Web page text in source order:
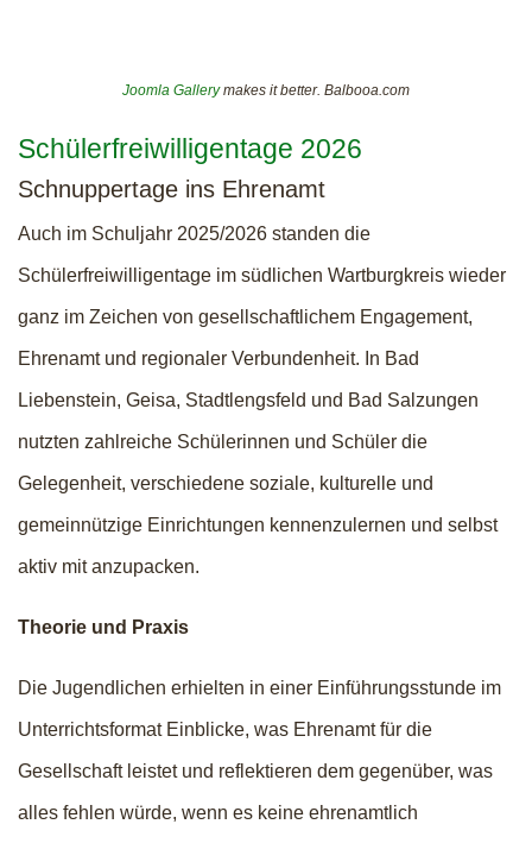
Joomla Gallerymakes it better. Balbooa.com
Schülerfreiwilligentage 2026
Schnuppertage ins Ehrenamt
Auch im Schuljahr 2025/2026 standen die
Schülerfreiwilligentage im südlichen Wartburgkreis wieder
ganz im Zeichen von gesellschaftlichem Engagement,
Ehrenamt und regionaler Verbundenheit. In Bad
Liebenstein, Geisa, Stadtlengsfeld und Bad Salzungen
nutzten zahlreiche Schülerinnen und Schüler die
Gelegenheit, verschiedene soziale, kulturelle und
gemeinnützige Einrichtungen kennenzulernen und selbst
aktiv mit anzupacken.
Theorie und Praxis
Die Jugendlichen erhielten in einer Einführungsstunde im
Unterrichtsformat Einblicke, was Ehrenamt für die
Gesellschaft leistet und reflektieren dem gegenüber, was
alles fehlen würde, wenn es keine ehrenamtlich